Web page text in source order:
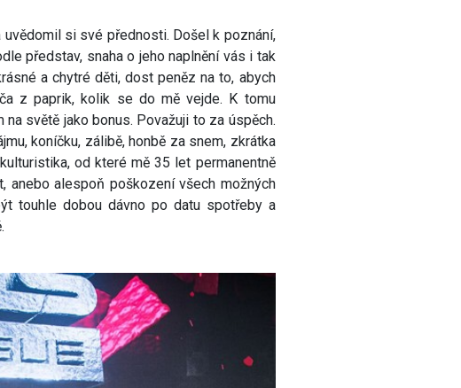
si své přednosti. Došel k poznání,
představ, snaha o jeho naplnění vás i tak
a chytré děti, dost peněz na to, abych
z paprik, kolik se do mě vejde. K tomu
světě jako bonus. Považuji to za úspěch.
koníčku, zálibě, honbě za snem, zkrátka
od které mě 35 let permanentně
anebo alespoň poškození všech možných
touhle dobou dávno po datu spotřeby a